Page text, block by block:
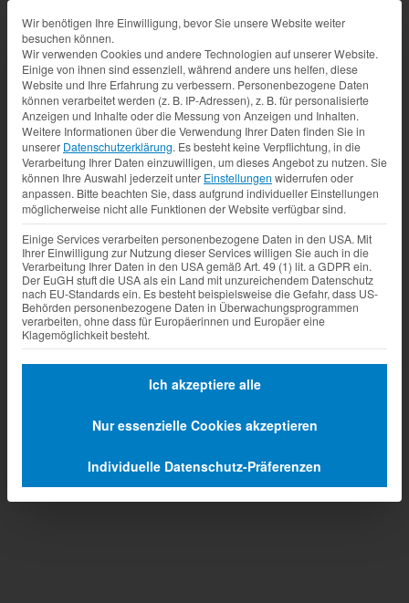
Datenschutz-Präferenz
Wir benötigen Ihre Einwilligung, bevor Sie unsere Website weiter
besuchen können.
Wir verwenden Cookies und andere Technologien auf unserer Website.
Einige von ihnen sind essenziell, während andere uns helfen, diese
Website und Ihre Erfahrung zu verbessern. Personenbezogene Daten
können verarbeitet werden (z. B. IP-Adressen), z. B. für personalisierte
Anzeigen und Inhalte oder die Messung von Anzeigen und Inhalten.
Weitere Informationen über die Verwendung Ihrer Daten finden Sie in
unserer Datenschutzerklärung. Es besteht keine Verpflichtung, in die
Verarbeitung Ihrer Daten einzuwilligen, um dieses Angebot zu nutzen. Sie
können Ihre Auswahl jederzeit unter Einstellungen widerrufen oder
anpassen. Bitte beachten Sie, dass aufgrund individueller Einstellungen
möglicherweise nicht alle Funktionen der Website verfügbar sind.
Einige Services verarbeiten personenbezogene Daten in den USA. Mit
Ihrer Einwilligung zur Nutzung dieser Services willigen Sie auch in die
Verarbeitung Ihrer Daten in den USA gemäß Art. 49 (1) lit. a GDPR ein.
Der EuGH stuft die USA als ein Land mit unzureichendem Datenschutz
nach EU-Standards ein. Es besteht beispielsweise die Gefahr, dass US-
Behörden personenbezogene Daten in Überwachungsprogrammen
verarbeiten, ohne dass für Europäerinnen und Europäer eine
Klagemöglichkeit besteht.
Ich akzeptiere alle
Nur essenzielle Cookies akzeptieren
Individuelle Datenschutz-Präferenzen